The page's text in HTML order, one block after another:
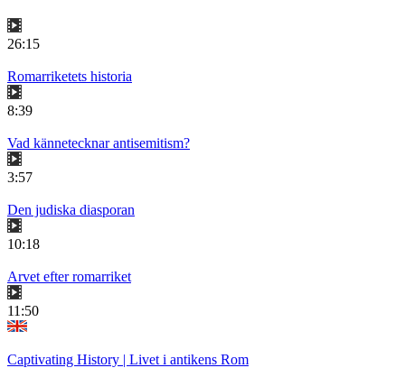
26:15
Romarriketets historia
8:39
Vad kännetecknar antisemitism?
3:57
Den judiska diasporan
10:18
Arvet efter romarriket
11:50
Captivating History | Livet i antikens Rom